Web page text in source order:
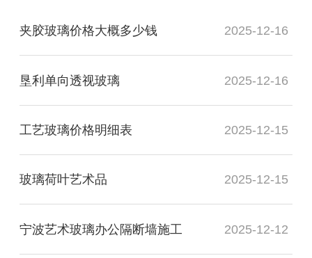
夹胶玻璃价格大概多少钱 2025-12-16
垦利单向透视玻璃 2025-12-16
工艺玻璃价格明细表 2025-12-15
玻璃荷叶艺术品 2025-12-15
宁波艺术玻璃办公隔断墙施工 2025-12-12